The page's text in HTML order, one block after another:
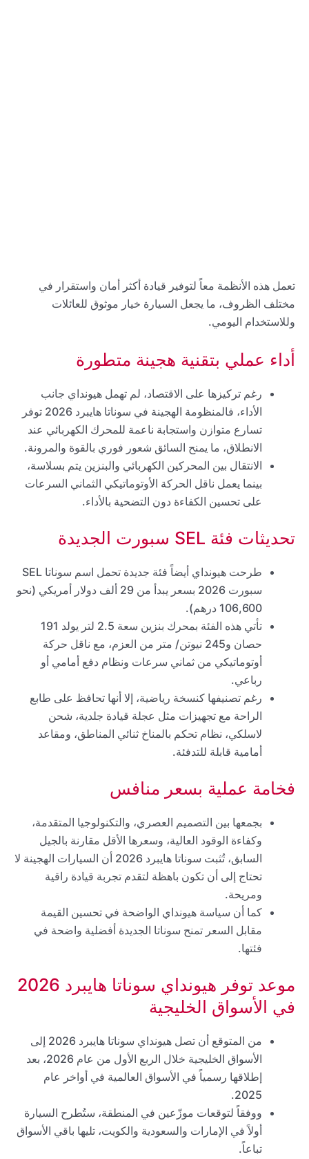
تعمل هذه الأنظمة معاً لتوفير قيادة أكثر أمان واستقرار في
مختلف الظروف، ما يجعل السيارة خيار موثوق للعائلات
وللاستخدام اليومي.
أداء عملي بتقنية هجينة متطورة
رغم تركيزها على الاقتصاد، لم تهمل هيونداي جانب
الأداء، فالمنظومة الهجينة في سوناتا هايبرد 2026 توفر
تسارع متوازن واستجابة ناعمة للمحرك الكهربائي عند
الانطلاق، ما يمنح السائق شعور فوري بالقوة والمرونة.
الانتقال بين المحركين الكهربائي والبنزين يتم بسلاسة،
بينما يعمل ناقل الحركة الأوتوماتيكي الثماني السرعات
على تحسين الكفاءة دون التضحية بالأداء.
تحديثات فئة SEL سبورت الجديدة
طرحت هيونداي أيضاً فئة جديدة تحمل اسم سوناتا SEL
سبورت 2026 بسعر يبدأ من 29 ألف دولار أمريكي (نحو
106,600 درهم).
تأتي هذه الفئة بمحرك بنزين سعة 2.5 لتر يولد 191
حصان و245 نيوتن/ متر من العزم، مع ناقل حركة
أوتوماتيكي من ثماني سرعات ونظام دفع أمامي أو
رباعي.
رغم تصنيفها كنسخة رياضية، إلا أنها تحافظ على طابع
الراحة مع تجهيزات مثل عجلة قيادة جلدية، شحن
لاسلكي، نظام تحكم بالمناخ ثنائي المناطق، ومقاعد
أمامية قابلة للتدفئة.
فخامة عملية بسعر منافس
بجمعها بين التصميم العصري، والتكنولوجيا المتقدمة،
وكفاءة الوقود العالية، وسعرها الأقل مقارنة بالجيل
السابق، تُثبت سوناتا هايبرد 2026 أن السيارات الهجينة لا
تحتاج إلى أن تكون باهظة لتقدم تجربة قيادة راقية
ومريحة.
كما أن سياسة هيونداي الواضحة في تحسين القيمة
مقابل السعر تمنح سوناتا الجديدة أفضلية واضحة في
فئتها.
موعد توفر هيونداي سوناتا هايبرد 2026
في الأسواق الخليجية
من المتوقع أن تصل هيونداي سوناتا هايبرد 2026 إلى
الأسواق الخليجية خلال الربع الأول من عام 2026، بعد
إطلاقها رسمياً في الأسواق العالمية في أواخر عام
2025.
ووفقاً لتوقعات موزّعين في المنطقة، ستُطرح السيارة
أولاً في الإمارات والسعودية والكويت، تليها باقي الأسواق
تباعاً.